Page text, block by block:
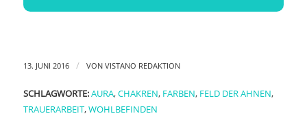
13. JUNI 2016 / VON VISTANO REDAKTION
SCHLAGWORTE: AURA,CHAKREN, FARBEN, FELD DER AHNEN,
TRAUERARBEIT,WOHLBEFINDEN